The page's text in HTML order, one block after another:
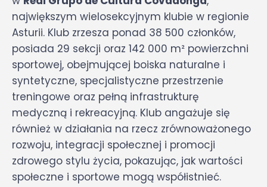
największym wielosekcyjnym klubie w regionie
Asturii. Klub zrzesza ponad 38 500 członków,
posiada 29 sekcji oraz 142 000 m² powierzchni
sportowej, obejmującej boiska naturalne i
syntetyczne, specjalistyczne przestrzenie
treningowe oraz pełną infrastrukturę
medyczną i rekreacyjną. Klub angażuje się
również w działania na rzecz zrównoważonego
rozwoju, integracji społecznej i promocji
zdrowego stylu życia, pokazując, jak wartości
społeczne i sportowe mogą współistnieć.